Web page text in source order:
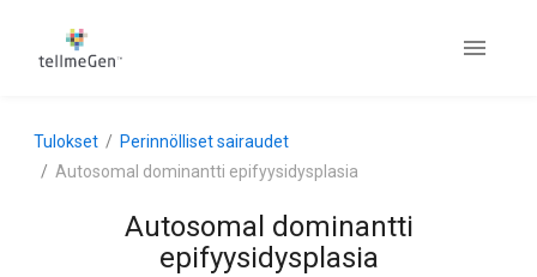
Tulokset
Perinnölliset sairaudet
Autosomal dominantti epifyysidysplasia
Autosomal dominantti
epifyysidysplasia